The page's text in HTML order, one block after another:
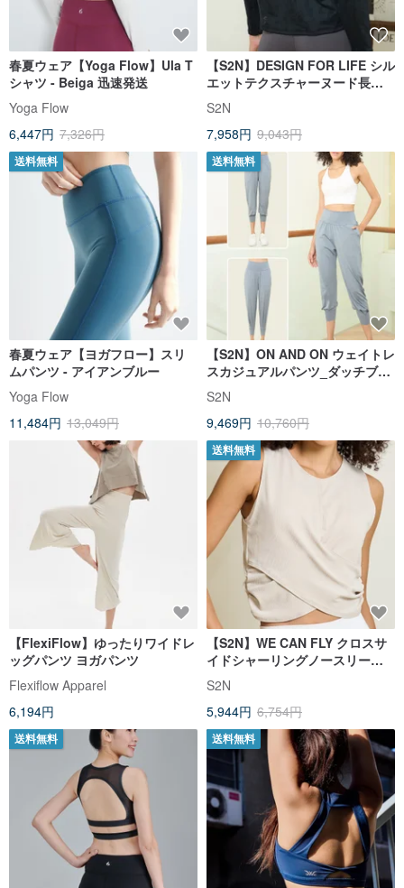
春夏ウェア【Yoga Flow】Ula T
シャツ - Beiga 迅速発送
Yoga Flow
6,447円 7,326円
【S2N】DESIGN FOR LIFE シル
エットテクスチャーヌード長袖
トップス_ブラック T376
S2N
7,958円 9,043円
送料無料
春夏ウェア【ヨガフロー】スリ
ムパンツ - アイアンブルー
Yoga Flow
11,484円 13,049円
送料無料
【S2N】ON AND ON ウェイトレ
スカジュアルパンツ_ダッチブル
ー B553
S2N
9,469円 10,760円
【FlexiFlow】ゆったりワイドレ
ッグパンツ ヨガパンツ
Flexiflow Apparel
6,194円
送料無料
【S2N】WE CAN FLY クロスサ
イドシャーリングノースリーブ
ブラウス_ヌード T251
S2N
5,944円 6,754円
送料無料 送料無料